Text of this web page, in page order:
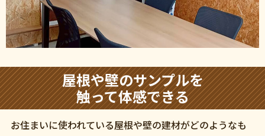
屋根や壁のサンプルを
触って体感できる
お住まいに使われている屋根や壁の建材がどのようなも